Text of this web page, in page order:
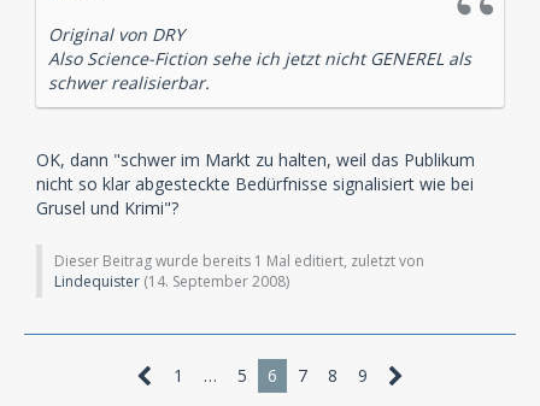
Original von DRY
Also Science-Fiction sehe ich jetzt nicht GENEREL als
schwer realisierbar.
OK, dann "schwer im Markt zu halten, weil das Publikum
nicht so klar abgesteckte Bedürfnisse signalisiert wie bei
Grusel und Krimi"?
Dieser Beitrag wurde bereits 1 Mal editiert, zuletzt von
Lindequister (14. September 2008)
1 … 5 6 7 8 9